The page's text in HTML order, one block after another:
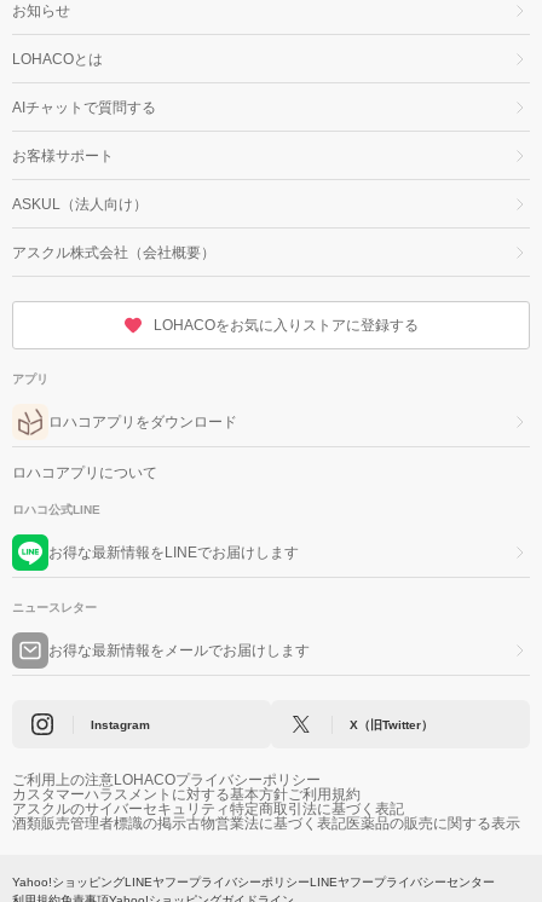
お知らせ
LOHACOとは
AIチャットで質問する
お客様サポート
ASKUL（法人向け）
アスクル株式会社（会社概要）
LOHACOをお気に入りストアに登録する
アプリ
ロハコアプリをダウンロード
ロハコアプリについて
ロハコ公式LINE
お得な最新情報をLINEでお届けします
ニュースレター
お得な最新情報をメールでお届けします
Instagram X（旧Twitter）
ご利用上の注意LOHACOプライバシーポリシー
カスタマーハラスメントに対する基本方針ご利用規約
アスクルのサイバーセキュリティ特定商取引法に基づく表記
酒類販売管理者標識の掲示古物営業法に基づく表記医薬品の販売に関する表示
Yahoo!ショッピングLINEヤフープライバシーポリシーLINEヤフープライバシーセンター